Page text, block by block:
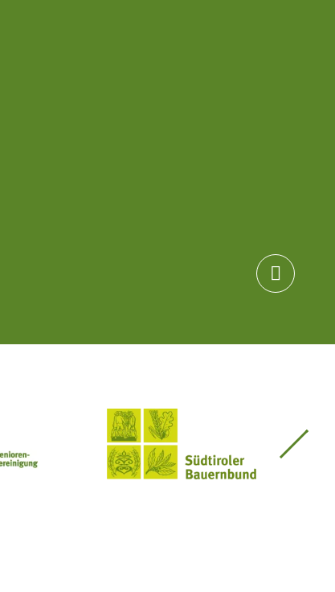

Seniorenvereinigung im SBB Südtiroler Bauernbund